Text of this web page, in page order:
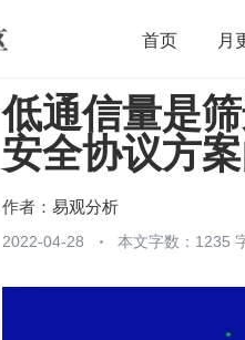
首页 月
开源 架构
团队管理 程序员
低通信量是
安全协议方
作者： 易观分析
2022-04-28 本文字数：1235